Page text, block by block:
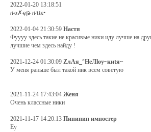
2022-01-20 13:18:51
ዙα✗ҿթ ዙนҝ•
2022-01-04 21:30:59 Настя
Фуууу здесь такие не красивые ники иду лучше на
лучшие чем здесь найду !
2021-12-24 01:30:09 ZлAя_°HеЛlоу~киtя~
У меня раньше был такой ник всем советую
2021-11-24 17:43:04 Женя
Очень классные ники
2021-11-17 14:20:13 Пипипип импостер
Еу